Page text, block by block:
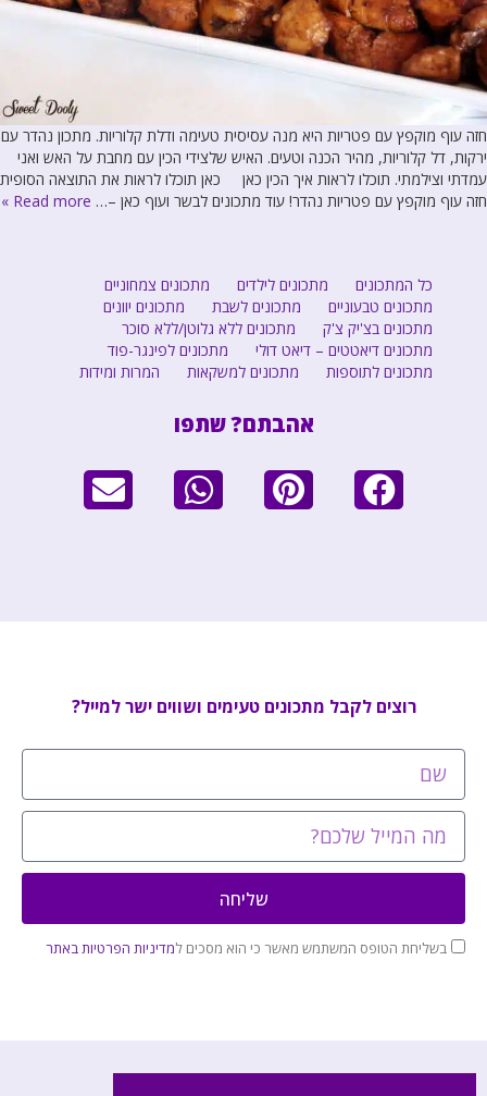
חזה עוף מוקפץ עם פטריות היא מנה עסיסית טעימה ודלת קלוריות. מתכון נהדר עם
ירקות, דל קלוריות, מהיר הכנה וטעים. האיש שלצידי הכין עם מחבת על האש ואני
עמדתי וצילמתי. תוכלו לראות איך הכין כאן כאן תוכלו לראות את התוצאה הסופית
חזה עוף מוקפץ עם פטריות נהדר! עוד מתכונים לבשר ועוף כאן –… Read more »
כל המתכונים מתכונים לילדים
מתכונים צמחוניים
מתכונים טבעוניים
מתכונים לשבת
מתכונים יוונים
מתכונים בצ'יק צ'ק
מתכונים ללא גלוטן/ללא סוכר
מתכונים דיאטטים – דיאט דולי
מתכונים לפינגר-פוד
מתכונים לתוספות
מתכונים למשקאות המרות ומידות
אהבתם? שתפו
רוצים לקבל מתכונים טעימים ושווים ישר למייל?
בשליחת הטופס המשתמש מאשר כי הוא מסכים למדיניות הפרטיות באתר
שליחה